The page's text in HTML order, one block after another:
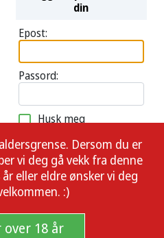
din
Epost:
Passord:
Husk meg
LOGG INN
Dersom du er
vi deg gå vekk fra denne
eller eldre ønsker vi deg
:)
over 18 år